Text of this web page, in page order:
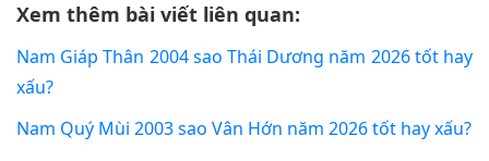
Xem thêm bài viết liên quan:
Nam Giáp Thân 2004 sao Thái Dương năm 2026 tốt hay
xấu?
Nam Quý Mùi 2003 sao Vân Hớn năm 2026 tốt hay xấu?